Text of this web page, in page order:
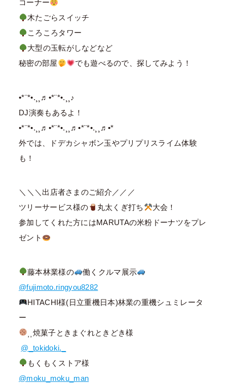
コーナー
木たごらスイッチ
ころころタワー
大型の玉転がしなどなど
秘密の部屋
でも遊べるので、探してみよう！
•*¨*•.¸¸♬•*¨*•.¸¸♪
DJ演奏もあるよ！
•*¨*•.¸¸♬︎•*¨*•.¸¸♬︎•*¨*•.¸¸♬︎•*
外では、ドデカシャボン玉やプリプリスライム体験
も！
⁡＼＼＼出店者さまのご紹介／／／
ツリーサービス様の
丸太くぎ打ち
大会！
参加してくれた方にはMARUTAの米粉ドーナツをプレ
ゼント
藤本林業様の
働くクルマ展示
@fujimoto.ringyou8282
HITACHI様(日立重機日本)林業の重機シュミレータ
ー
⸒⸒焼菓子ときまぐれときどき様
@_tokidoki._
もくもくストア様
@moku_moku_man